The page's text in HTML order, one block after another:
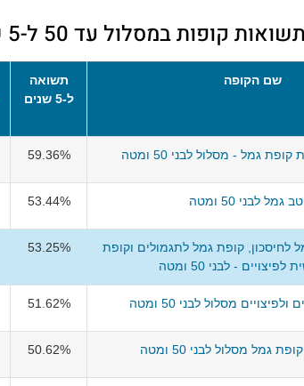
קופות במסלול עד 50 ל-5 שנים
שם הקופה
תשואה
ל-5 שנים
גמל - מסלול לבני 50 ומטה 59.36%
גמל לבני 50 ומטה 53.44%
לחיסכון, קופת גמל לתגמולים וקופת
- לבני 50 ומטה
53.25%
מסלול לבני 50 ומטה 51.62%
גמל מסלול לבני 50 ומטה 50.62%